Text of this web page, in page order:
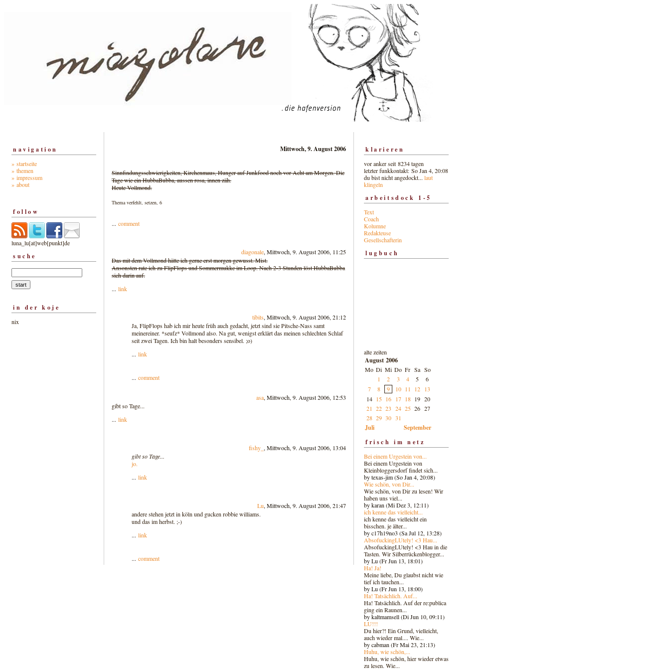
navigation
» startseite
» themen
» impressum
» about
follow
luna_lu[at]web[punkt]de
suche
in der koje
nix
Mittwoch, 9. August 2006
Sinnfindungsschwierigkeiten, Kirchenmaus, Hunger auf Junkfood noch vor Acht am Morgen. Die
Tage wie ein HubbaBubba, aussen rosa, innen zäh.
Heute Vollmond.
Thema verfehlt, setzen, 6
... comment
diagonale, Mittwoch, 9. August 2006, 11:25
Das mit dem Vollmond hätte ich gerne erst morgen gewusst. Mist.
Ansonsten rate ich zu FlipFlops und Sommermukke im Loop. Nach 2-3 Stunden löst HubbaBubba
sich darin auf.
... link
tibits, Mittwoch, 9. August 2006, 21:12
Ja, FlipFlops hab ich mir heute früh auch gedacht, jetzt sind sie Pitsche-Nass samt
meinereiner. *seufz* Vollmond also. Na gut, wenigst erklärt das meinen schlechten Schlaf
seit zwei Tagen. Ich bin halt besonders sensibel. ;o)
... link
... comment
asa, Mittwoch, 9. August 2006, 12:53
gibt so Tage...
... link
fishy_ , Mittwoch, 9. August 2006, 13:04
gibt so Tage...
jo.
... link
Lu, Mittwoch, 9. August 2006, 21:47
andere stehen jetzt in köln und gucken robbie williams.
und das im herbst. ;-)
... link
... comment
klarieren
vor anker seit 8234 tagen
letzter funkkontakt: So Jan 4, 20:08
du bist nicht angedockt... laut
klingeln
arbeitsdock 1-5
Text
Coach
Kolumne
Redakteuse
Gesellschafterin
lugbuch
alte zeiten
August 2006
Mo Di Mi Do Fr Sa So
1
2 3 4 5
6
7
8 9 10 11 12
13
14 15 16 17 18 19 20
21 22 23 24 25 26 27
28 29 30 31
Juli
September
frisch im netz
Bei einem Urgestein von...
Bei einem Urgestein von
Kleinbloggersdorf findet sich...
by texas-jim (So Jan 4, 20:08)
Wie schön, von Dir...
Wie schön, von Dir zu lesen! Wir
haben uns viel...
by karan (Mi Dez 3, 12:11)
ich kenne das vielleicht...
ich kenne das vielleicht ein
bisschen. je älter...
by c17h19no3 (Sa Jul 12, 13:28)
AbsofuckingLUtely! <3 Hau...
AbsofuckingLUtely! <3 Hau in die
Tasten. Wir Silberrückenblogger...
by Lu (Fr Jun 13, 18:01)
Ha! Ja!
Meine liebe, Du glaubst nicht wie
tief ich tauchen...
by Lu (Fr Jun 13, 18:00)
Ha! Tatsächlich. Auf...
Ha! Tatsächlich. Auf der re:publica
ging ein Raunen...
by kaltmamsell (Di Jun 10, 09:11)
LU!!!
Du hier?! Ein Grund, vielleicht,
auch wieder mal.... Wie...
by cabman (Fr Mai 23, 21:13)
Huhu, wie schön,...
Huhu, wie schön, hier wieder etwas
zu lesen. Wie...